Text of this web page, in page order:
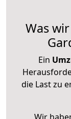
Was
Ein
die Last zu